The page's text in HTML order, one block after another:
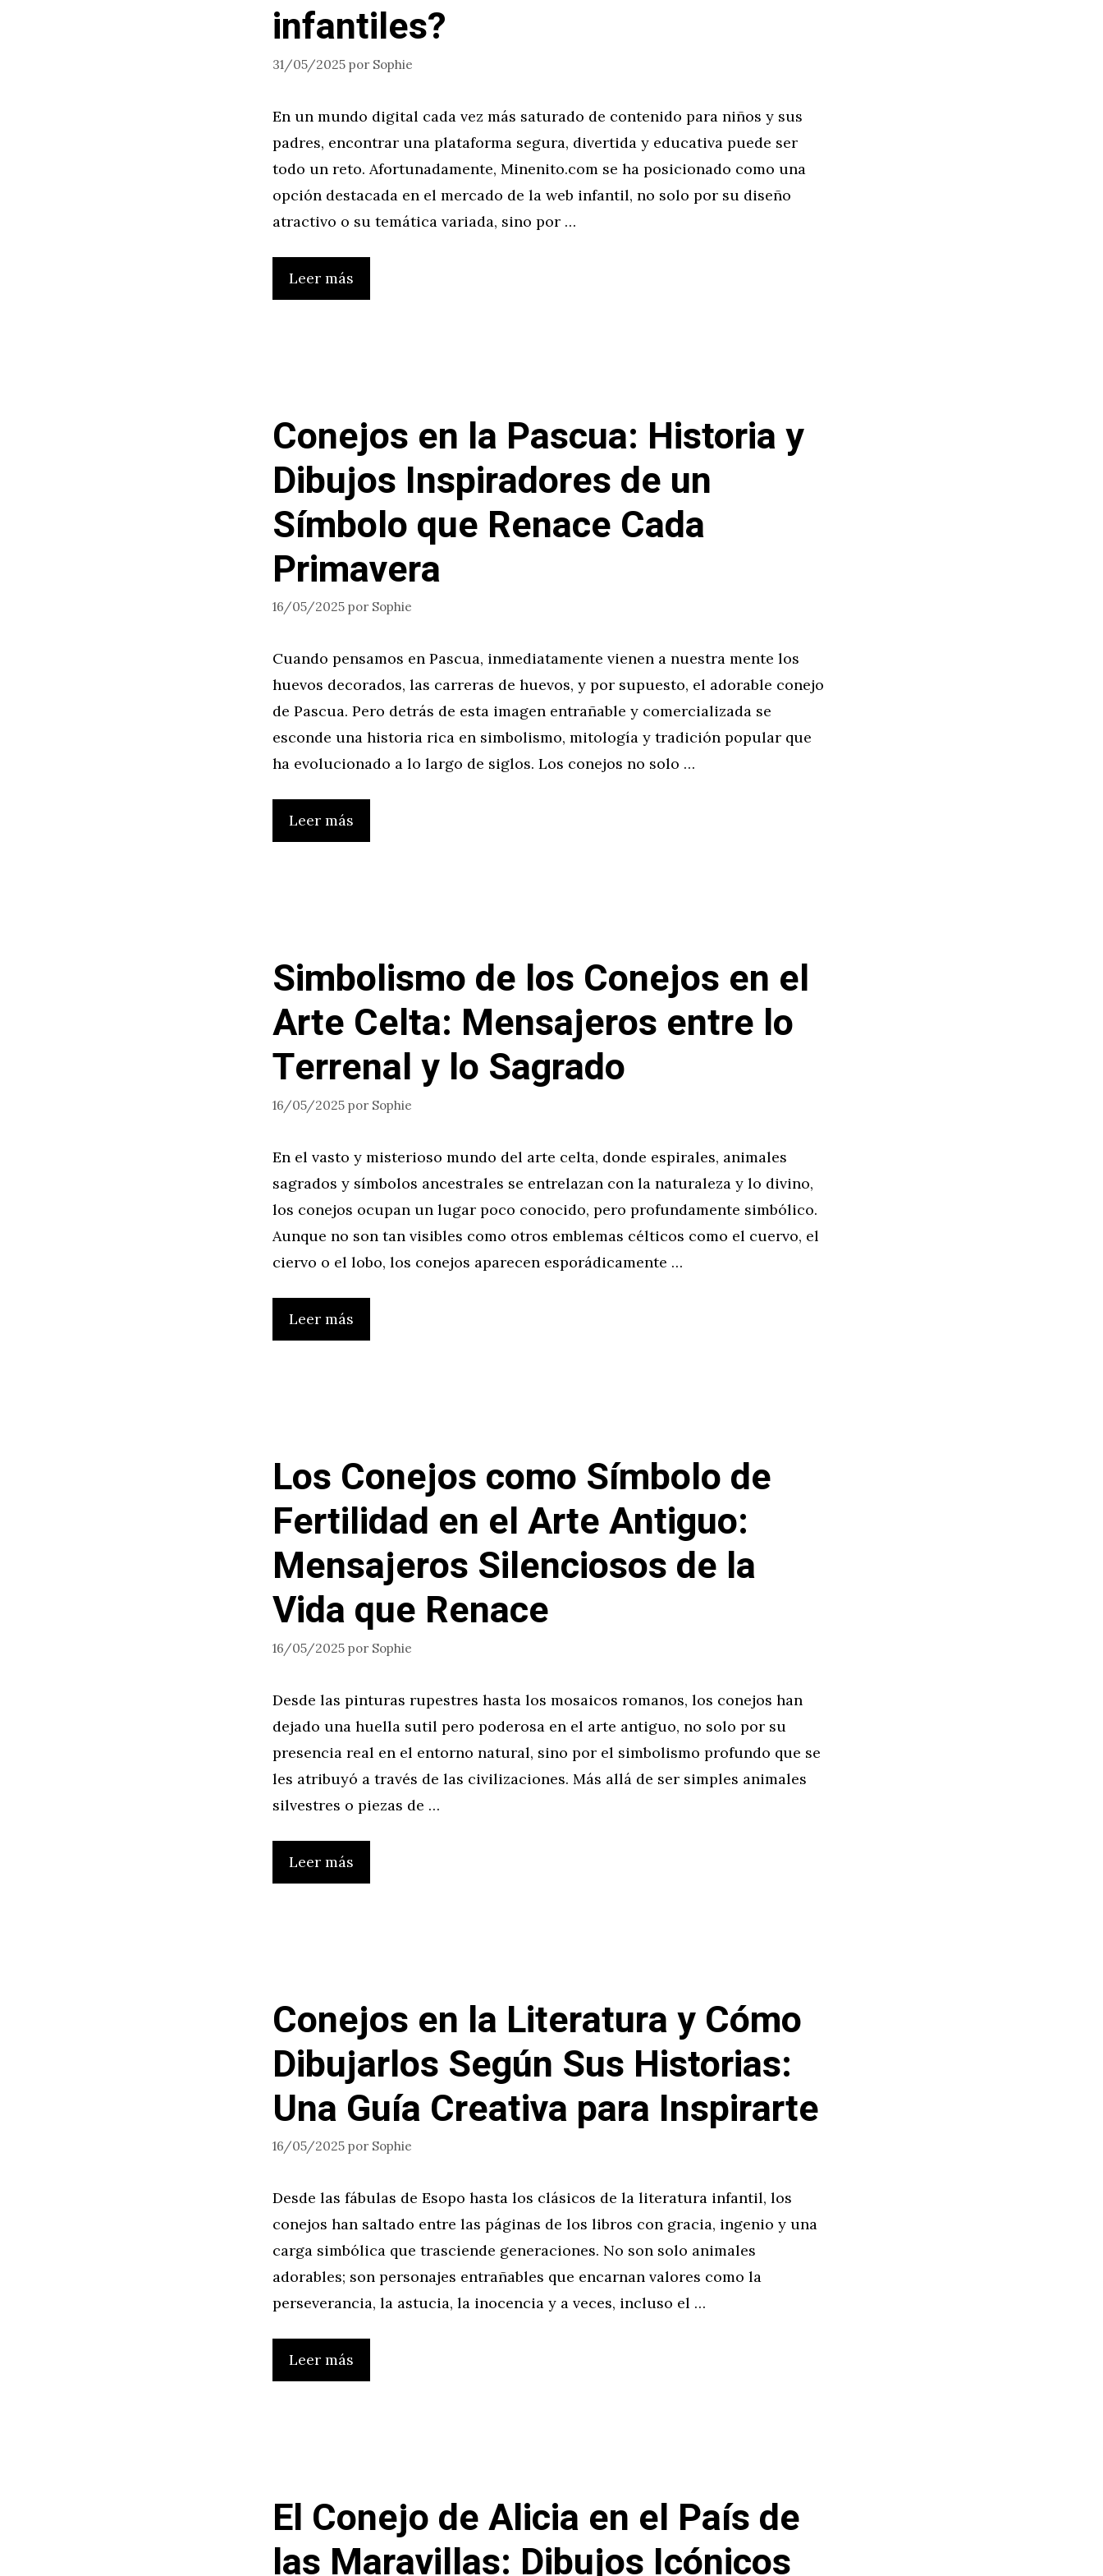
infantiles?
31/05/2025 por Sophie
En un mundo digital cada vez más saturado de contenido para niños y sus
padres, encontrar una plataforma segura, divertida y educativa puede ser
todo un reto. Afortunadamente, Minenito.com se ha posicionado como una
opción destacada en el mercado de la web infantil, no solo por su diseño
atractivo o su temática variada, sino por …
Leer más
Conejos en la Pascua: Historia y
Dibujos Inspiradores de un
Símbolo que Renace Cada
Primavera
16/05/2025 por Sophie
Cuando pensamos en Pascua, inmediatamente vienen a nuestra mente los
huevos decorados, las carreras de huevos, y por supuesto, el adorable conejo
de Pascua. Pero detrás de esta imagen entrañable y comercializada se
esconde una historia rica en simbolismo, mitología y tradición popular que
ha evolucionado a lo largo de siglos. Los conejos no solo …
Leer más
Simbolismo de los Conejos en el
Arte Celta: Mensajeros entre lo
Terrenal y lo Sagrado
16/05/2025 por Sophie
En el vasto y misterioso mundo del arte celta, donde espirales, animales
sagrados y símbolos ancestrales se entrelazan con la naturaleza y lo divino,
los conejos ocupan un lugar poco conocido, pero profundamente simbólico.
Aunque no son tan visibles como otros emblemas célticos como el cuervo, el
ciervo o el lobo, los conejos aparecen esporádicamente …
Leer más
Los Conejos como Símbolo de
Fertilidad en el Arte Antiguo:
Mensajeros Silenciosos de la
Vida que Renace
16/05/2025 por Sophie
Desde las pinturas rupestres hasta los mosaicos romanos, los conejos han
dejado una huella sutil pero poderosa en el arte antiguo, no solo por su
presencia real en el entorno natural, sino por el simbolismo profundo que se
les atribuyó a través de las civilizaciones. Más allá de ser simples animales
silvestres o piezas de …
Leer más
Conejos en la Literatura y Cómo
Dibujarlos Según Sus Historias:
Una Guía Creativa para Inspirarte
16/05/2025 por Sophie
Desde las fábulas de Esopo hasta los clásicos de la literatura infantil, los
conejos han saltado entre las páginas de los libros con gracia, ingenio y una
carga simbólica que trasciende generaciones. No son solo animales
adorables; son personajes entrañables que encarnan valores como la
perseverancia, la astucia, la inocencia y a veces, incluso el …
Leer más
El Conejo de Alicia en el País de
las Maravillas: Dibujos Icónicos